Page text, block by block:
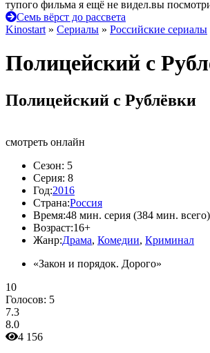
тупого фильма я ещё не видел.вы
Семь вёрст до рассвета
Kinostart » Сериалы » Российские сериалы
Полицейский с
Полицейский с Рублёвки
смотреть онлайн
Сезон: 5
Серия: 8
Год:2016
Страна:Россия
Время:48 мин. серия (384 мин. всего)
Возраст:16+
Жанр:Драма, Комедии, Криминал
«Закон и порядок. Дорого»
10
Голосов: 5
7.3
8.0
4 156